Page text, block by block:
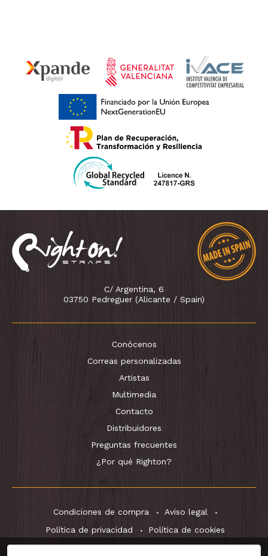
C/ Argentina, 6
03750 Pedreguer (Alicante / Spain)
Conócenos
Correas personalizadas
Artistas
Multimedia
Contacto
Distribuidores
Preguntas frecuentes
¿Por qué Righton?
Condiciones de compra
Aviso legal
Política de privacidad
Política de cookies